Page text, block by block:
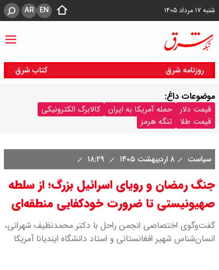
شنبه ۱۷ مرداد ۱۴۰۵ EN
AR
روزنامه شرق کتاب شرق
موضوعات داغ:
قیمت دلار حمله آمریکا به ایران
کالابرگ الکترونیکی
قیمت طلا
تنگه هرمز
سیاست ۸ اردیبهشت ۱۴۰۵
جنگ رمضان و رویای اسرائیل بزرگ؛ از سلطه
صهیونیستی تا ضرورت خودکفایی منطقه‌ای
گفت‌وگوی اختصاصی انجمن راحل با دکتر محمدنظیف شهرانی،
انسان‌شناس شهیر افغانستانی و استاد دانشگاه ایندیانا آمریکا